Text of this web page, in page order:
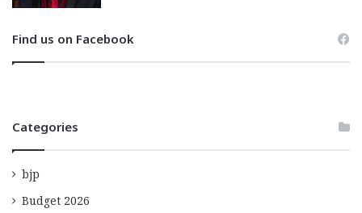
Find us on Facebook
Categories
bjp
Budget 2026